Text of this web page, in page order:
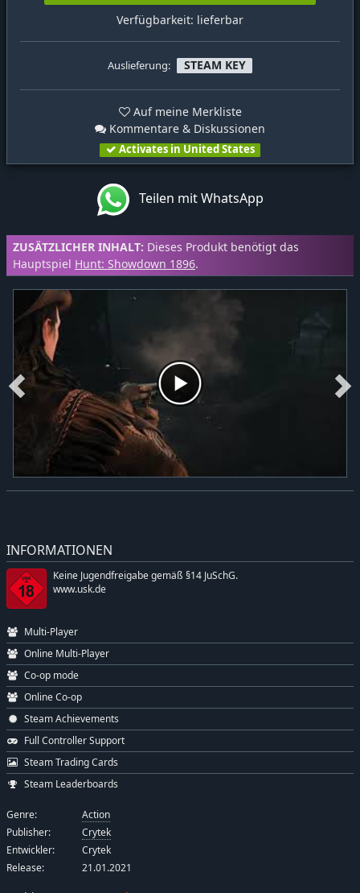
Verfügbarkeit: lieferbar
Auslieferung: STEAM KEY
Auf meine Merkliste
Kommentare & Diskussionen
Activates in United States
Teilen mit WhatsApp
ZUSÄTZLICHER INHALT: Dieses Produkt benötigt das
Hauptspiel Hunt: Showdown 1896.
INFORMATIONEN
Keine Jugendfreigabe gemäß §14 JuSchG.
www.usk.de
Multi-Player
Online Multi-Player
Co-op mode
Online Co-op
Steam Achievements
Full Controller Support
Steam Trading Cards
Steam Leaderboards
Genre:
Action
Publisher:
Crytek
Entwickler:
Crytek
Release:
21.01.2021